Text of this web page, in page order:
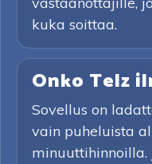
kuka soittaa.
Onko Telz
Sovellus on
vain puheluista
minuuttihinnoilla.